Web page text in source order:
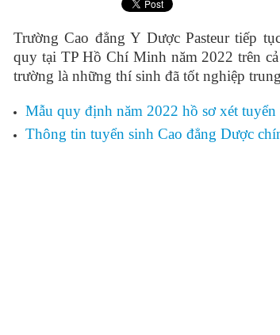
Cập nhật mới nhất về chính sách miễn giảm
Điểm chuẩn xét tuyển Cao đẳng Dược năm 2022
Chính sách miễn giảm học phí Cao đẳng Dược
Trường Cao đẳng Y Dược Pasteur tiếp
quy tại TP Hồ Chí Minh năm 2022 trên
trường là những thí sinh đã tốt nghiệp
Mẫu quy định năm 2022 hồ sơ xét
Thông tin tuyển sinh Cao đẳng Dược